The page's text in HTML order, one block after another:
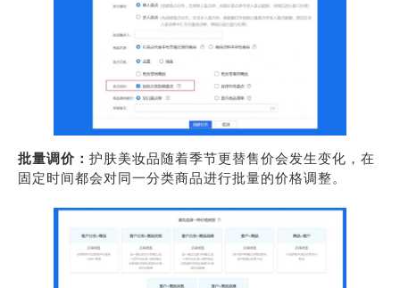
批量调价： 护肤美妆品随着季节更替售价会发生变化，在
固定时间都会对同一分类商品进行批量的价格调整。